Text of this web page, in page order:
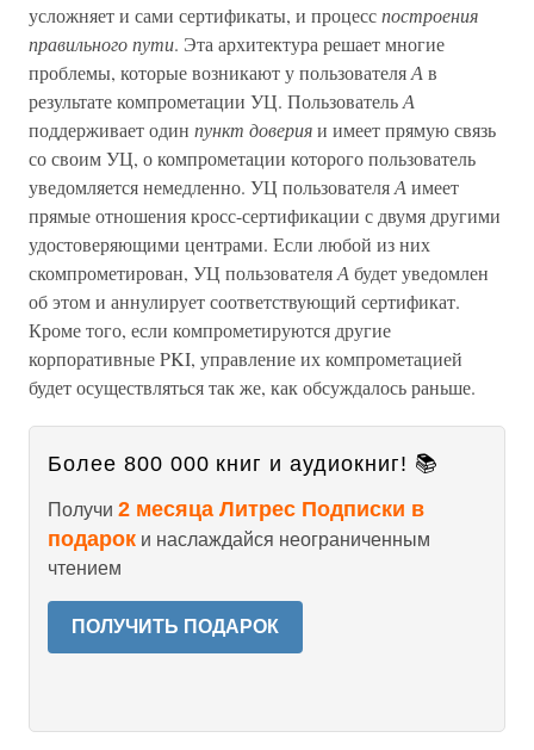
усложняет и сами сертификаты, и процесспостроения
правильного пути. Эта архитектура решает многие
проблемы, которые возникают у пользователяА в
результате компрометации УЦ. ПользовательА
поддерживает один пункт доверияи имеет прямую связь
со своим УЦ, о компрометации которого пользователь
уведомляется немедленно. УЦ пользователяА имеет
прямые отношения кросс-сертификации с двумя другими
удостоверяющими центрами. Если любой из них
скомпрометирован, УЦ пользователяА будет уведомлен
об этом и аннулирует соответствующий сертификат.
Кроме того, если компрометируются другие
корпоративные PKI, управление их компрометацией
будет осуществляться так же, как обсуждалось раньше.
Более 800 000 книг и аудиокниг! 📚
Получи 2 месяца Литрес Подписки в
подарок и наслаждайся неограниченным
чтением
ПОЛУЧИТЬ ПОДАРОК